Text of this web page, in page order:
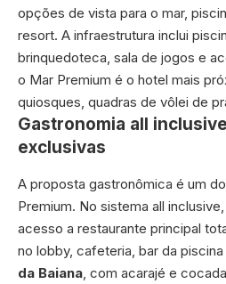
opções de vista para o mar,
resort. A infraestrutura inclui
brinquedoteca, sala de jogos e
o Mar Premium é o hotel mais
quiosques, quadras de vôlei de
Gastronomia all
exclusivas
A proposta gastronômica é um
Premium. No sistema all
acesso a restaurante principal
no lobby, cafeteria, bar da
da Baiana, com acarajé e